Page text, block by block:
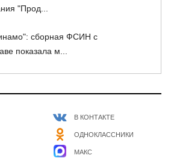
"Прод...
сборная ФСИН с
показала м...
В КОНТАКТЕ
ОДНОКЛАССНИКИ
МАКС